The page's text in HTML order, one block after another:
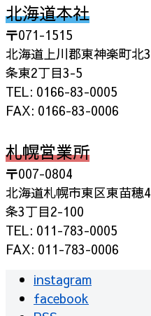
北海道本社
〒071-1515
北海道上川郡東神楽町北3
条東2丁目3-5
TEL: 0166-83-0005
FAX: 0166-83-0006
札幌営業所
〒007-0804
北海道札幌市東区東苗穂4
条3丁目2-100
TEL: 011-783-0005
FAX: 011-783-0006
instagram
facebook